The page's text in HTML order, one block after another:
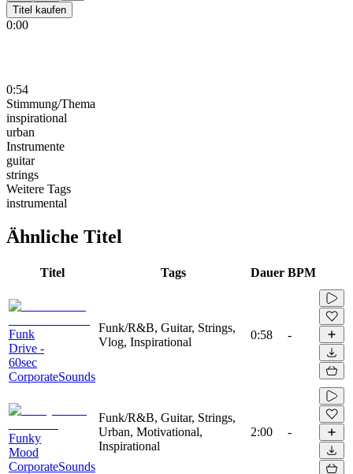
Titel kaufen
0:00
0:54
Stimmung/Thema
inspirational
urban
Instrumente
guitar
strings
Weitere Tags
instrumental
Ähnliche Titel
Titel Tags Dauer BPM
Funk
Drive -
60sec
CorporateSounds
Funk/R&B, Guitar, Strings,
Vlog, Inspirational
0:58 -
Funky
Mood
CorporateSounds
Funk/R&B, Guitar, Strings,
Urban, Motivational,
Inspirational
2:00 -